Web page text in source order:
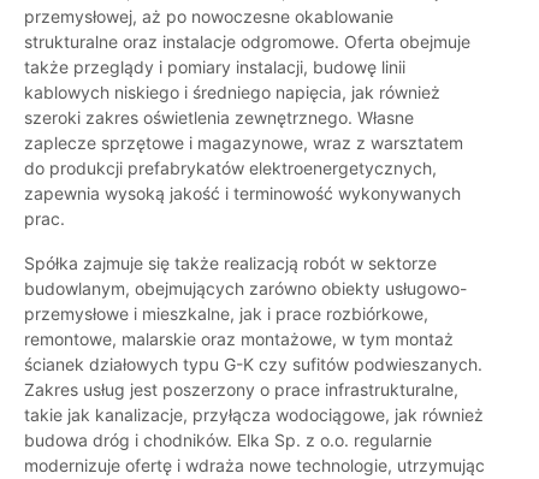
przemysłowej, aż po nowoczesne okablowanie
strukturalne oraz instalacje odgromowe. Oferta obejmuje
także przeglądy i pomiary instalacji, budowę linii
kablowych niskiego i średniego napięcia, jak również
szeroki zakres oświetlenia zewnętrznego. Własne
zaplecze sprzętowe i magazynowe, wraz z warsztatem
do produkcji prefabrykatów elektroenergetycznych,
zapewnia wysoką jakość i terminowość wykonywanych
prac.
Spółka zajmuje się także realizacją robót w sektorze
budowlanym, obejmujących zarówno obiekty usługowo-
przemysłowe i mieszkalne, jak i prace rozbiórkowe,
remontowe, malarskie oraz montażowe, w tym montaż
ścianek działowych typu G-K czy sufitów podwieszanych.
Zakres usług jest poszerzony o prace infrastrukturalne,
takie jak kanalizacje, przyłącza wodociągowe, jak również
budowa dróg i chodników. Elka Sp. z o.o. regularnie
modernizuje ofertę i wdraża nowe technologie, utrzymując